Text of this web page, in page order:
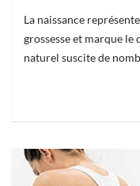
La naissance
grossesse et marque le
naturel suscite de